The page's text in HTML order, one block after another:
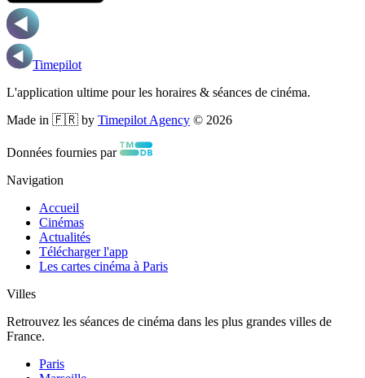
Timepilot
L'application ultime pour les horaires & séances de cinéma.
Made in 🇫🇷 by Timepilot Agency © 2026
Données fournies par
Navigation
Accueil
Cinémas
Actualités
Télécharger l'app
Les cartes cinéma à Paris
Villes
Retrouvez les séances de cinéma dans les plus grandes villes de
France.
Paris